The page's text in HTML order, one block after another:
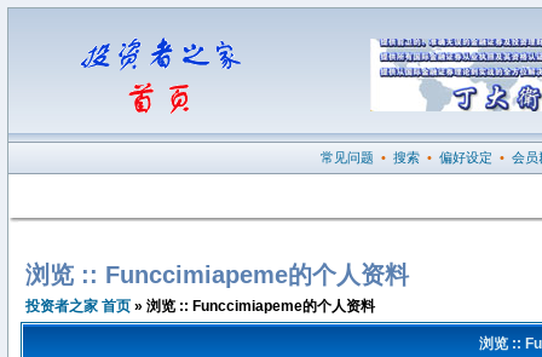
常见问题 • 搜索 • 偏好设定 • 会员
浏览 :: Funccimiapeme的个人资料
投资者之家 首页 » 浏览 :: Funccimiapeme的个人资料
浏览 ::